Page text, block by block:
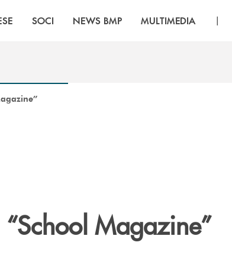
SOCI NEWS BMP MULTIMEDIA |
Magazine”